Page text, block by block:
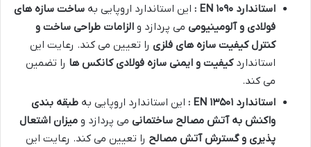
استاندارد ۱۰۹۰ : این استاندارد اروپایی به ساخت سازه های
فولادی و آلومینیومی می پردازد و الزامات طراحی ساخت و
کنترل کیفیت سازه های فلزی را تعیین می کند. رعایت این
استانداردکیفیت و ایمنی سازه فولادی کانکس ها را تضمین
می کند.
استاندارد ۱۳۵۰۱ : این استاندارد اروپایی به طبقه بندی
واکنش به آتش مصالح ساختمانی می پردازد و میزان اشتعال
پذیری و گسترش آتش مصالح را تعیین می کند. رعایت این